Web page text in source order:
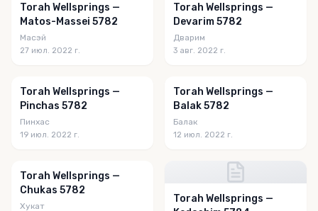
Torah Wellsprings —
Matos-Massei 5782
Масэй
27 июл. 2022 г.
Torah Wellsprings —
Devarim 5782
Дварим
3 авг. 2022 г.
Torah Wellsprings —
Pinchas 5782
Пинхас
19 июл. 2022 г.
Torah Wellsprings —
Balak 5782
Балак
12 июл. 2022 г.
Torah Wellsprings —
Chukas 5782
Хукат
Torah Wellsprings —